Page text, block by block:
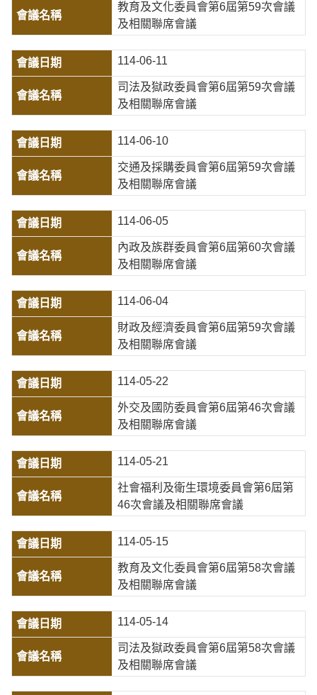
教育及文化委員會第6屆第59次會議
及相關聯席會議
114-06-11
司法及獄政委員會第6屆第59次會議
及相關聯席會議
114-06-10
交通及採購委員會第6屆第59次會議
及相關聯席會議
114-06-05
內政及族群委員會第6屆第60次會議
及相關聯席會議
114-06-04
財政及經濟委員會第6屆第59次會議
及相關聯席會議
114-05-22
外交及國防委員會第6屆第46次會議
及相關聯席會議
114-05-21
社會福利及衛生環境委員會第6屆第
46次會議及相關聯席會議
114-05-15
教育及文化委員會第6屆第58次會議
及相關聯席會議
114-05-14
司法及獄政委員會第6屆第58次會議
及相關聯席會議